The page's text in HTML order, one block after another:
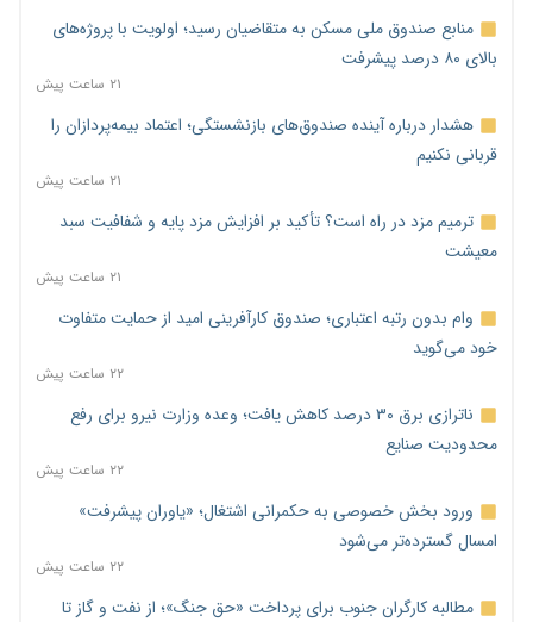
منابع صندوق ملی مسکن به متقاضیان رسید؛ اولویت با پروژه‌های
بالای ۸۰ درصد پیشرفت
۲۱ ساعت پیش
هشدار درباره آینده صندوق‌های بازنشستگی؛ اعتماد بیمه‌پردازان را
قربانی نکنیم
۲۱ ساعت پیش
ترمیم مزد در راه است؟ تأکید بر افزایش مزد پایه و شفافیت سبد
معیشت
۲۱ ساعت پیش
وام بدون رتبه اعتباری؛ صندوق کارآفرینی امید از حمایت متفاوت
خود می‌گوید
۲۲ ساعت پیش
ناترازی برق ۳۰ درصد کاهش یافت؛ وعده وزارت نیرو برای رفع
محدودیت صنایع
۲۲ ساعت پیش
ورود بخش خصوصی به حکمرانی اشتغال؛ «یاوران پیشرفت»
امسال گسترده‌تر می‌شود
۲۲ ساعت پیش
مطالبه کارگران جنوب برای پرداخت «حق جنگ»؛ از نفت و گاز تا